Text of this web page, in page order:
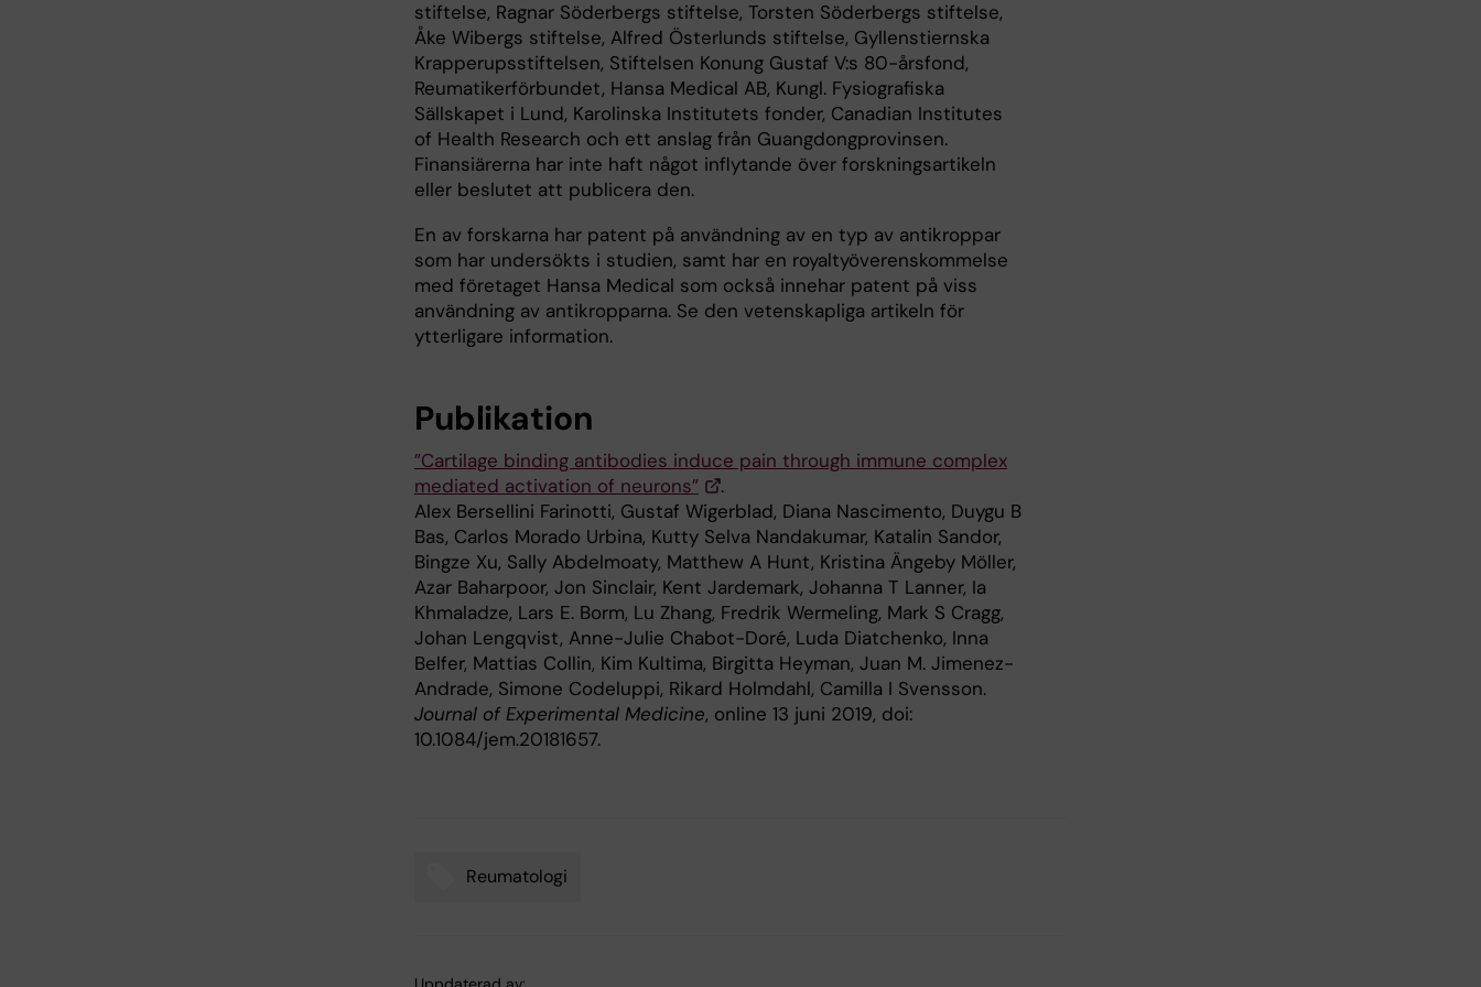
stiftelse, Ragnar Söderbergs stiftelse, Torsten Söderbergs stiftelse,
Åke Wibergs stiftelse, Alfred Österlunds stiftelse, Gyllenstiernska
Krapperupsstiftelsen, Stiftelsen Konung Gustaf V:s 80-årsfond,
Reumatikerförbundet, Hansa Medical AB, Kungl. Fysiografiska
Sällskapet i Lund, Karolinska Institutets fonder, Canadian Institutes
of Health Research och ett anslag från Guangdongprovinsen.
Finansiärerna har inte haft något inflytande över forskningsartikeln
eller beslutet att publicera den.
En av forskarna har patent på användning av en typ av antikroppar
som har undersökts i studien, samt har en royaltyöverenskommelse
med företaget Hansa Medical som också innehar patent på viss
användning av antikropparna. Se den vetenskapliga artikeln för
ytterligare information.
Publikation
”Cartilage binding antibodies induce pain through immune complex
mediated activation of neurons”
.
Alex Bersellini Farinotti, Gustaf Wigerblad, Diana Nascimento, Duygu B
Bas, Carlos Morado Urbina, Kutty Selva Nandakumar, Katalin Sandor,
Bingze Xu, Sally Abdelmoaty, Matthew A Hunt, Kristina Ängeby Möller,
Azar Baharpoor, Jon Sinclair, Kent Jardemark, Johanna T Lanner, Ia
Khmaladze, Lars E. Borm, Lu Zhang, Fredrik Wermeling, Mark S Cragg,
Johan Lengqvist, Anne-Julie Chabot-Doré, Luda Diatchenko, Inna
Belfer, Mattias Collin, Kim Kultima, Birgitta Heyman, Juan M. Jimenez-
Andrade, Simone Codeluppi, Rikard Holmdahl, Camilla I Svensson.
Journal of Experimental Medicine, online 13 juni 2019, doi:
10.1084/jem.20181657.
Reumatologi